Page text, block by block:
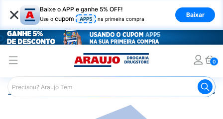
× Baixe o APP e ganhe 5% OFF!
Use o cupom APP5 na primeira compra
Baixar
0
Araujo Medicamentos